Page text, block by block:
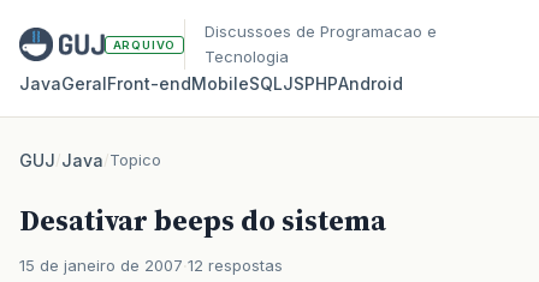
ARQUIVO
Discussoes de Programacao e
Tecnologia
JavaGeralFront‑endMobileSQLJSPHPAndroid
GUJ/Java/Topico
Desativar beeps do sistema
15 de janeiro de 2007 12 respostas